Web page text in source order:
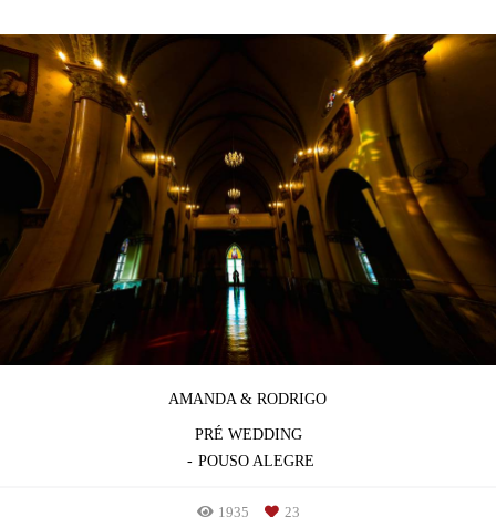
AMANDA & RODRIGO
PRÉ WEDDING
POUSO ALEGRE
1935 23